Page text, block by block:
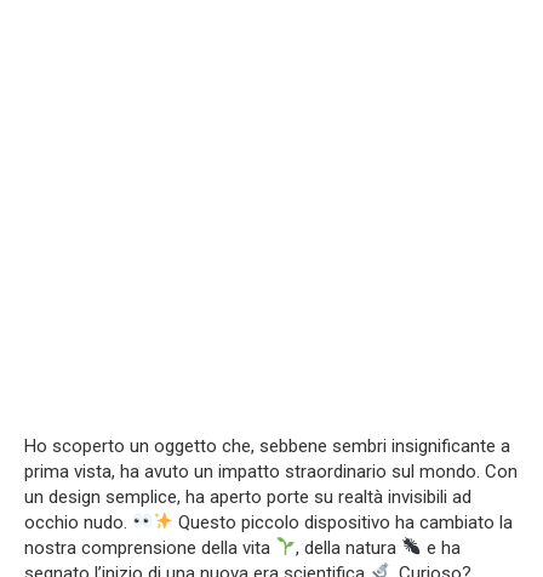
Ho scoperto un oggetto che, sebbene sembri insignificante a
prima vista, ha avuto un impatto straordinario sul mondo. Con
un design semplice, ha aperto porte su realtà invisibili ad
occhio nudo.
Questo piccolo dispositivo ha cambiato la
nostra comprensione della vita
, della natura
e ha